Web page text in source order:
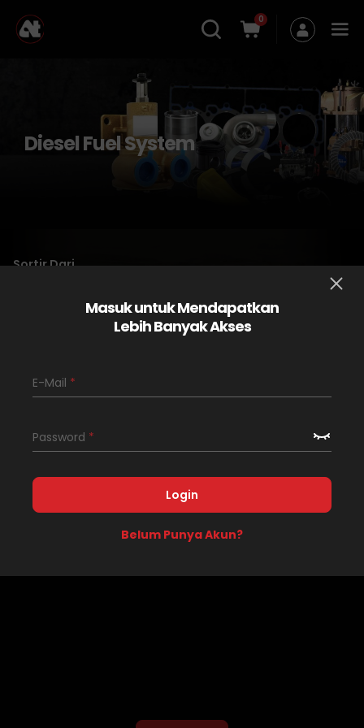
0
Diesel Fuel System
Sortir Dari
Masuk untuk Mendapatkan
Lebih Banyak Akses
E-Mail *
Password *
Login
Belum Punya Akun?